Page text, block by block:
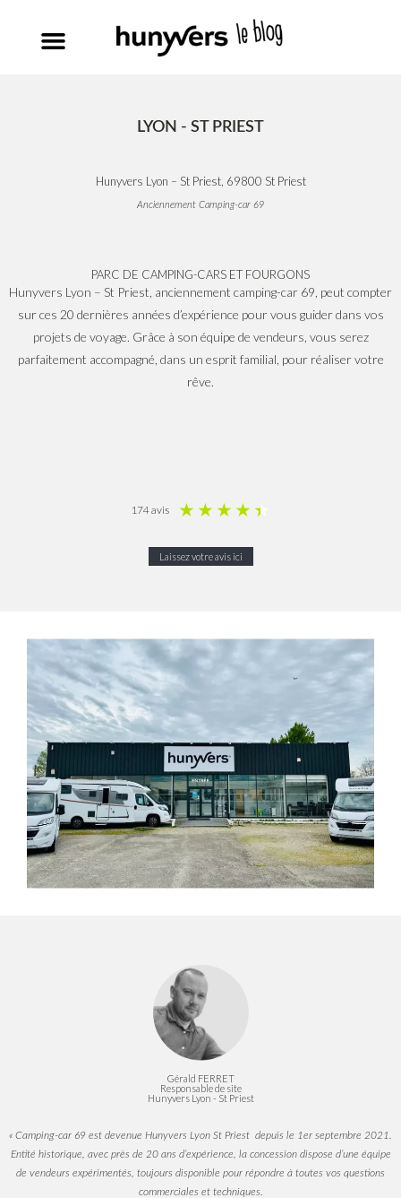
LYON - ST PRIEST
Hunyvers Lyon – St Priest, 69800 St Priest
Anciennement Camping-car 69
PARC DE CAMPING-CARS ET FOURGONS
Hunyvers Lyon – St Priest, anciennement camping-car 69, peut compter
sur ces 20 dernières années d’expérience pour vous guider dans vos
projets de voyage. Grâce à son équipe de vendeurs, vous serez
parfaitement accompagné, dans un esprit familial, pour réaliser votre
rêve.
174 avis ★ ★ ★ ★ ★
Laissez votre avis ici
Gérald FERRET
Responsable de site
Hunyvers Lyon - St Priest
« Camping-car 69 est devenue Hunyvers Lyon St Priest depuis le 1er septembre 2021.
Entité historique, avec près de 20 ans d’expérience, la concession dispose d’une équipe
de vendeurs expérimentés, toujours disponible pour répondre à toutes vos questions
commerciales et techniques.